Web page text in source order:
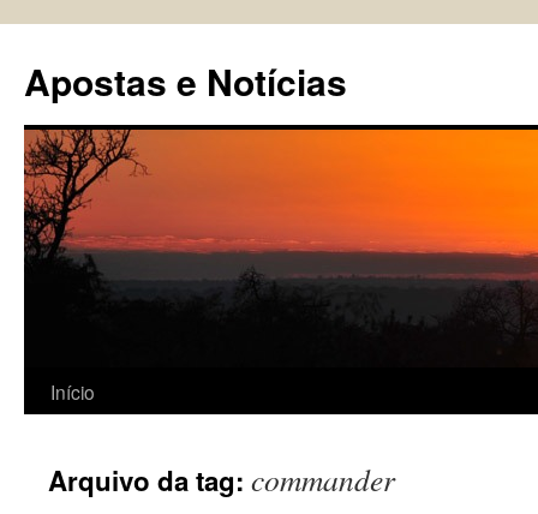
conteúdo
Apostas e Notícias
Início
Arquivo da tag: commander